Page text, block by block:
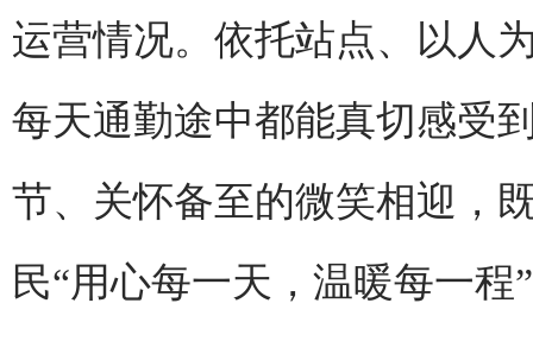
运营情况。依托站点、以人
每天通勤途中都能真切感受
节、关怀备至的微笑相迎，
民“用心每一天，温暖每一程